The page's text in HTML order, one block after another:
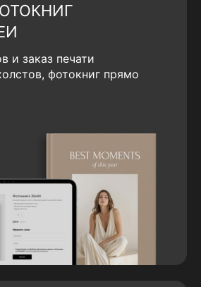
и заказ печати
фотокниг прямо